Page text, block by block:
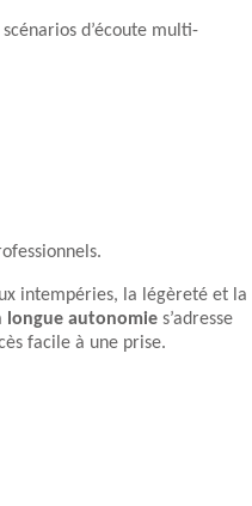
d’écoute multi-
intempéries, la légèreté et la
longue autonomie s’adresse
facile à une prise.